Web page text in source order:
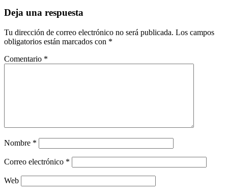
Deja una respuesta
Tu dirección de correo electrónico no será publicada. Los campos
obligatorios están marcados con *
Comentario *
Nombre *
Correo electrónico *
Web